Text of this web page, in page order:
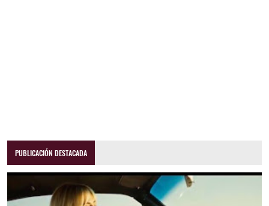
PUBLICACIÓN DESTACADA